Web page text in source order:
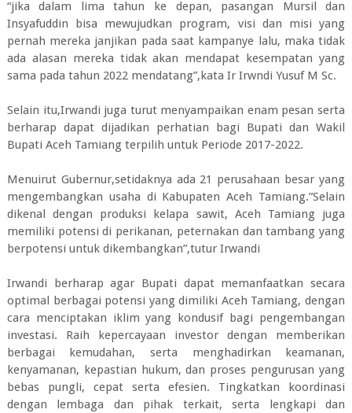
“jika dalam lima tahun ke depan, pasangan Mursil dan
Insyafuddin bisa mewujudkan program, visi dan misi yang
pernah mereka janjikan pada saat kampanye lalu, maka tidak
ada alasan mereka tidak akan mendapat kesempatan yang
sama pada tahun 2022 mendatang”,kata Ir Irwndi Yusuf M Sc.
Selain itu,Irwandi juga turut menyampaikan enam pesan serta
berharap dapat dijadikan perhatian bagi Bupati dan Wakil
Bupati Aceh Tamiang terpilih untuk Periode 2017-2022.
Menuirut Gubernur,setidaknya ada 21 perusahaan besar yang
mengembangkan usaha di Kabupaten Aceh Tamiang.”Selain
dikenal dengan produksi kelapa sawit, Aceh Tamiang juga
memiliki potensi di perikanan, peternakan dan tambang yang
berpotensi untuk dikembangkan”,tutur Irwandi
Irwandi berharap agar Bupati dapat memanfaatkan secara
optimal berbagai potensi yang dimiliki Aceh Tamiang, dengan
cara menciptakan iklim yang kondusif bagi pengembangan
investasi. Raih kepercayaan investor dengan memberikan
berbagai kemudahan, serta menghadirkan keamanan,
kenyamanan, kepastian hukum, dan proses pengurusan yang
bebas pungli, cepat serta efesien. Tingkatkan koordinasi
dengan lembaga dan pihak terkait, serta lengkapi dan